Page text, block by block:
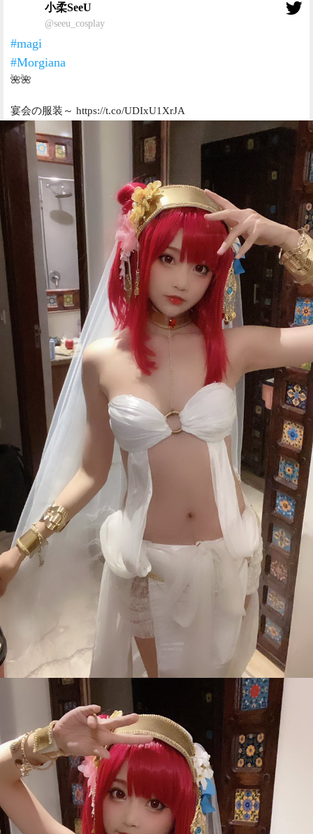
小柔SeeU
@seeu_cosplay
#magi
#Morgiana
🌺🌺
宴会の服装～ https://t.co/UDIxU1XrJA